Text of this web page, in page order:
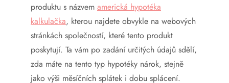
produktu s názvem americká hypotéka
kalkulačka, kterou najdete obvykle na webových
stránkách společností, které tento produkt
poskytují. Ta vám po zadání určitých údajů sdělí,
zda máte na tento typ hypotéky nárok, stejně
jako výši měsíčních splátek i dobu splácení.